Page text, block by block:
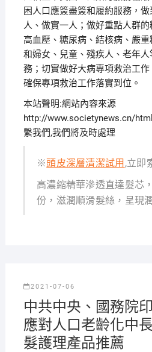
困人口應簽盡簽和履約服務，
人、做實一人；做好重點人群
高血壓、糖尿病、結核病、嚴
和婦女、兒童、殘疾人、老年
務；切實做好大病專項救治工作
確保專項救治工作落實到位。
本站聲明:網站內容來源
http://www.societynews.cn/
繫我們,我們將及時處理
※頭皮深層清潔試用 ,立即
高濃縮精華滲透直達髮芯
份，滋潤順滑髮絲，呈現
2021-07-06
中共中央、國務院
應對人口老齡化中
髮護理產品推薦